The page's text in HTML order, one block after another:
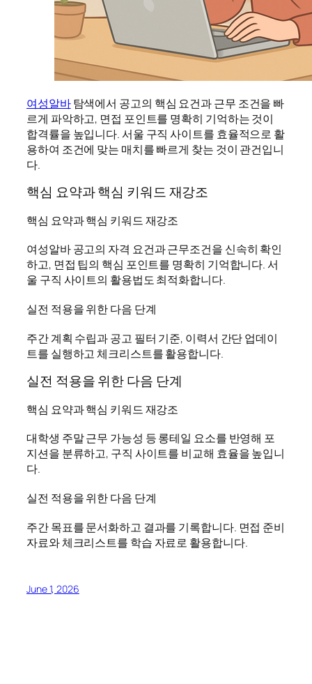
여성알바탐색에서 공고의 핵심 요건과 근무 조건을 빠
르게 파악하고, 면접 포인트를 명확히 기억하는 것이
합격률을 높입니다. 서울 구직 사이트를 효율적으로 활
용하여 조건에 맞는 매치를 빠르게 찾는 것이 관건입니
다.
핵심 요약과 핵심 키워드 재강조
핵심 요약과 핵심 키워드 재강조
여성알바 공고의 자격 요건과 근무조건을 신속히 확인
하고, 면접 팁의 핵심 포인트를 명확히 기억합니다. 서
울 구직 사이트의 활용법도 최적화합니다.
실전 적용을 위한 다음 단계
주간 계획 수립과 공고 필터 기준, 이력서 간단 업데이
트를 실행하고 체크리스트를 활용합니다.
실전 적용을 위한 다음 단계
핵심 요약과 핵심 키워드 재강조
대학생 주말 근무 가능성 등 롱테일 요소를 반영해 포
지션을 분류하고, 구직 사이트를 비교해 효율을 높입니
다.
실전 적용을 위한 다음 단계
주간 목표를 문서화하고 결과를 기록합니다. 면접 준비
자료와 체크리스트를 학습 자료로 활용합니다.
June 1, 2026